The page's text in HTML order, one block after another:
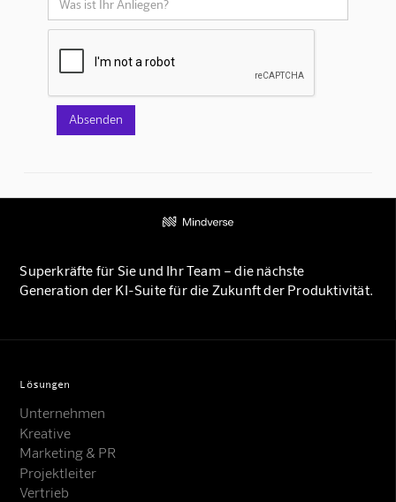
Superkräfte für Sie und Ihr Team – die nächste
Generation der KI-Suite für die Zukunft der Produktivität.
Lösungen
Unternehmen
Kreative
Marketing & PR
Projektleiter
Vertrieb